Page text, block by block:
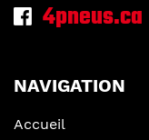
4pneus.ca
NAVIGATION
Accueil